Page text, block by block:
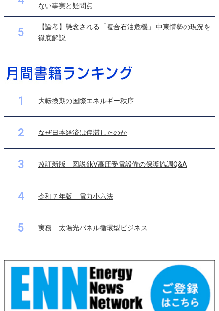
ない事実と疑問点
5
【論考】懸念される「複合石油危機」 中東情勢の現況を
徹底解説
1 大転換期の国際エネルギー秩序
2 なぜ日本経済は停滞したのか
3 改訂新版 図説6kV高圧受電設備の保護協調Q&A
4 令和７年版 電力小六法
5 実務 太陽光パネル循環型ビジネス